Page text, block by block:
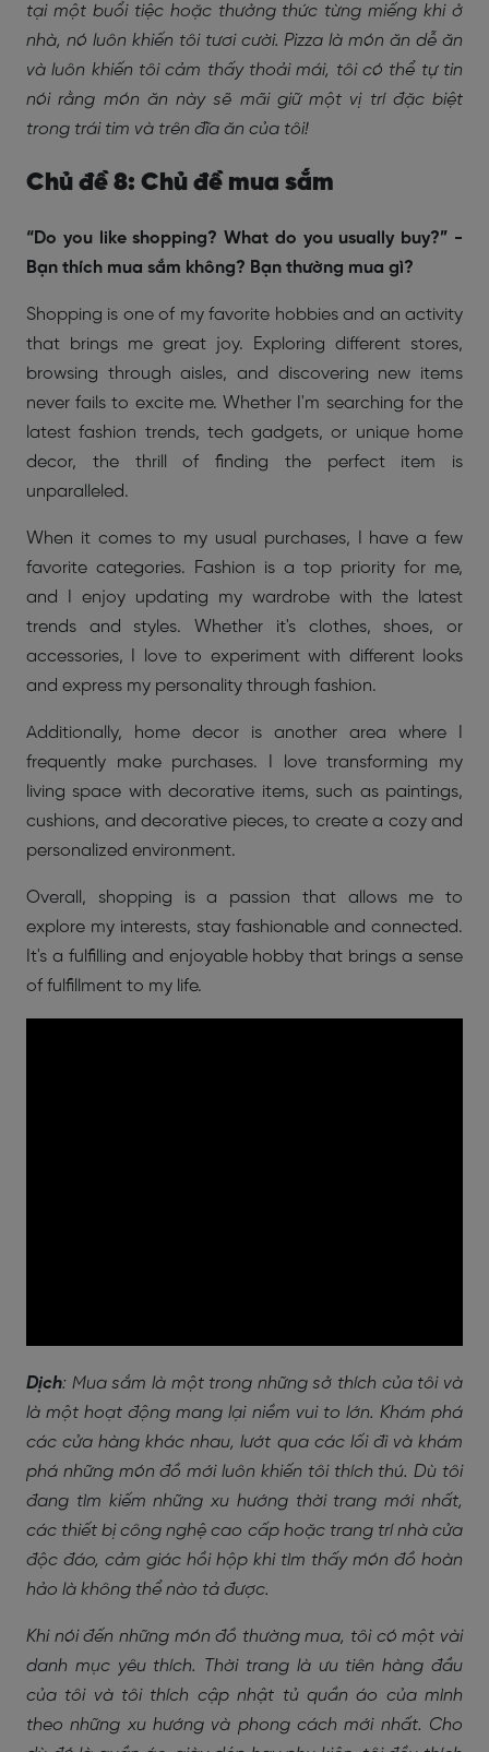
tại một buổi tiệc hoặc thưởng thức từng miếng khi ở
nhà, nó luôn khiến tôi tươi cười. Pizza là món ăn dễ ăn
và luôn khiến tôi cảm thấy thoải mái, tôi có thể tự tin
nói rằng món ăn này sẽ mãi giữ một vị trí đặc biệt
trong trái tim và trên đĩa ăn của tôi!
Chủ đề 8: Chủ đề mua sắm
“Do you like shopping? What do you usually buy?” -
Bạn thích mua sắm không? Bạn thường mua gì?
Shopping is one of my favorite hobbies and an activity
that brings me great joy. Exploring different stores,
browsing through aisles, and discovering new items
never fails to excite me. Whether I'm searching for the
latest fashion trends, tech gadgets, or unique home
decor, the thrill of finding the perfect item is
unparalleled.
When it comes to my usual purchases, I have a few
favorite categories. Fashion is a top priority for me,
and I enjoy updating my wardrobe with the latest
trends and styles. Whether it's clothes, shoes, or
accessories, I love to experiment with different looks
and express my personality through fashion.
Additionally, home decor is another area where I
frequently make purchases. I love transforming my
living space with decorative items, such as paintings,
cushions, and decorative pieces, to create a cozy and
personalized environment.
Overall, shopping is a passion that allows me to
explore my interests, stay fashionable and connected.
It's a fulfilling and enjoyable hobby that brings a sense
of fulfillment to my life.
Dịch: Mua sắm là một trong những sở thích của tôi và
là một hoạt động mang lại niềm vui to lớn. Khám phá
các cửa hàng khác nhau, lướt qua các lối đi và khám
phá những món đồ mới luôn khiến tôi thích thú. Dù tôi
đang tìm kiếm những xu hướng thời trang mới nhất,
các thiết bị công nghệ cao cấp hoặc trang trí nhà cửa
độc đáo, cảm giác hồi hộp khi tìm thấy món đồ hoàn
hảo là không thể nào tả được.
Khi nói đến những món đồ thường mua, tôi có một vài
danh mục yêu thích. Thời trang là ưu tiên hàng đầu
của tôi và tôi thích cập nhật tủ quần áo của mình
theo những xu hướng và phong cách mới nhất. Cho